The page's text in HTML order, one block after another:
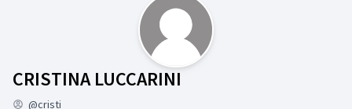
CRISTINA LUCCARINI
(CRISTINA LUCCARINI)
@cristi